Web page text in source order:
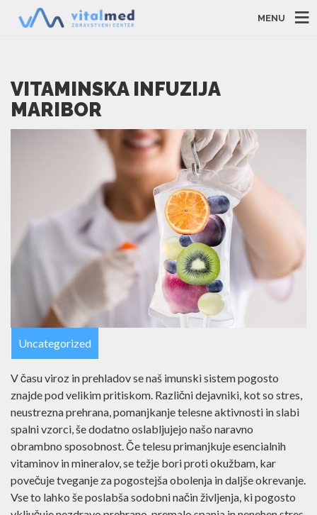
MENU
VITAMINSKA INFUZIJA
MARIBOR
znajde pod velikim pritiskom. Različni dejavniki, kot so
stres, neustrezna prehrana, pomanjkanje telesne aktivnosti
in slabi spalni vzorci, še dodatno oslabljujejo našo naravno
obrambno sposobnost. Če telesu primanjkuje esencialnih
vitaminov in mineralov, se težje bori proti okužbam, kar
povečuje tveganje za pogostejša obolenja in daljše
okrevanje. Vse to lahko še poslabša sodobni način življenja,
ki pogosto vključuje nezdravo prehrano, premalo spanja in